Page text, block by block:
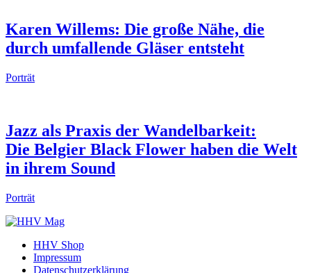
Karen Willems: Die große Nähe, die
durch umfallende Gläser entsteht
Porträt
Jazz als Praxis der Wandelbarkeit:
Die Belgier Black Flower haben die Welt
in ihrem Sound
Porträt
HHV Shop
Impressum
Datenschutzerklärung